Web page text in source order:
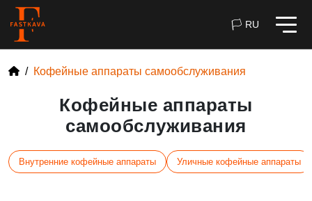
🏳 RU
Кофейные аппараты самообслуживания
Кофейные аппараты
самообслуживания
Внутренние кофейные аппараты Уличные кофейные аппараты